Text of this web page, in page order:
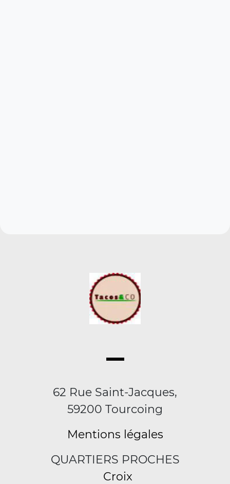
62 Rue Saint-Jacques,
59200 Tourcoing
Mentions légales
QUARTIERS PROCHES
Croix